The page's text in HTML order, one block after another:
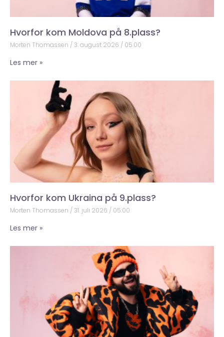
Hvorfor kom Moldova på 8.plass?
Morten Thomassen 3. august 2026 05:00
Les mer »
Hvorfor kom Ukraina på 9.plass?
Morten Thomassen 31. juli 2026 05:00
Les mer »